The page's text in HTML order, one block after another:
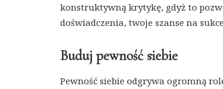
konstruktywną krytykę, gdyż to
doświadczenia, twoje szanse na
Buduj pewność siebie
Pewność siebie odgrywa ogromną